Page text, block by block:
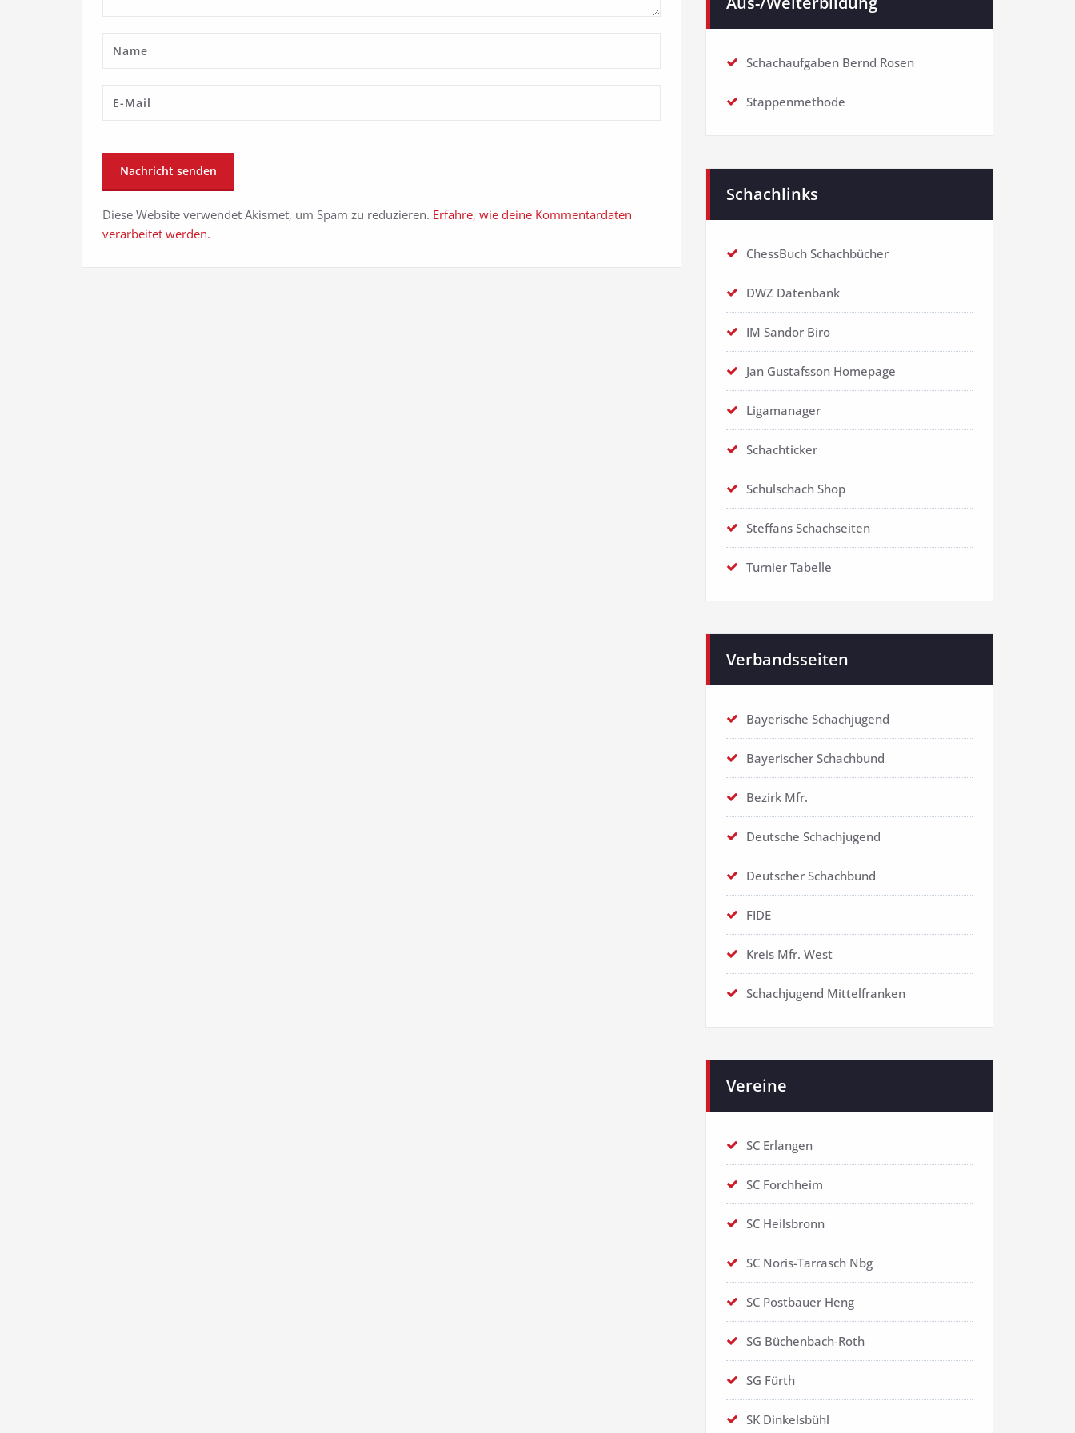
Diese Website verwendet Akismet, um Spam zu reduzieren. Erfahre, wie deine Kommentardaten
verarbeitet werden.
Schachaufgaben Bernd Rosen
Stappenmethode
Schachlinks
ChessBuch Schachbücher
DWZ Datenbank
IM Sandor Biro
Jan Gustafsson Homepage
Ligamanager
Schachticker
Schulschach Shop
Steffans Schachseiten
Turnier Tabelle
Verbandsseiten
Bayerische Schachjugend
Bayerischer Schachbund
Bezirk Mfr.
Deutsche Schachjugend
Deutscher Schachbund
FIDE
Kreis Mfr. West
Schachjugend Mittelfranken
Vereine
SC Erlangen
SC Forchheim
SC Heilsbronn
SC Noris-Tarrasch Nbg
SC Postbauer Heng
SG Büchenbach-Roth
SG Fürth
SK Dinkelsbühl